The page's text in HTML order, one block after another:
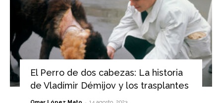
El Perro de dos cabezas: La historia
de Vladímir Démijov y los trasplantes